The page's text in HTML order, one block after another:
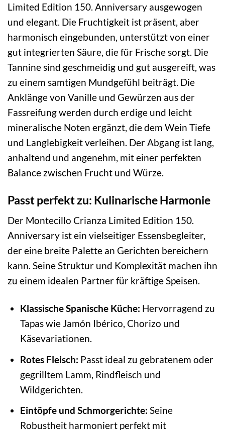
Limited Edition 150. Anniversary ausgewogen
und elegant. Die Fruchtigkeit ist präsent, aber
harmonisch eingebunden, unterstützt von einer
gut integrierten Säure, die für Frische sorgt. Die
Tannine sind geschmeidig und gut ausgereift, was
zu einem samtigen Mundgefühl beiträgt. Die
Anklänge von Vanille und Gewürzen aus der
Fassreifung werden durch erdige und leicht
mineralische Noten ergänzt, die dem Wein Tiefe
und Langlebigkeit verleihen. Der Abgang ist lang,
anhaltend und angenehm, mit einer perfekten
Balance zwischen Frucht und Würze.
Passt perfekt zu: Kulinarische Harmonie
Der Montecillo Crianza Limited Edition 150.
Anniversary ist ein vielseitiger Essensbegleiter,
der eine breite Palette an Gerichten bereichern
kann. Seine Struktur und Komplexität machen ihn
zu einem idealen Partner für kräftige Speisen.
Klassische Spanische Küche: Hervorragend zu
Tapas wie Jamón Ibérico, Chorizo und
Käsevariationen.
Rotes Fleisch: Passt ideal zu gebratenem oder
gegrilltem Lamm, Rindfleisch und
Wildgerichten.
Eintöpfe und Schmorgerichte: Seine
Robustheit harmoniert perfekt mit